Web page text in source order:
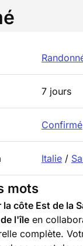
7 jours
Confirmé
Italie /
mots
côte Est de la
l'île en
complète.